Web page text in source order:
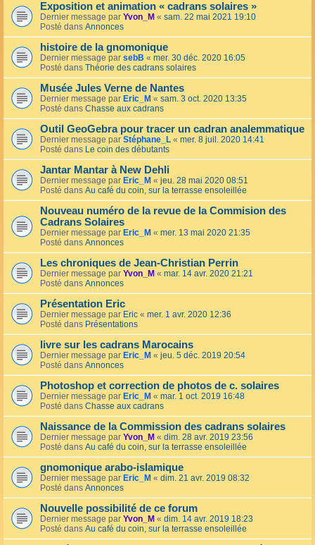
Exposition et animation « cadrans solaires »
Dernier message par Yvon_M « sam. 22 mai 2021 19:10
Posté dans Annonces
histoire de la gnomonique
Dernier message par sebB « mer. 30 déc. 2020 16:05
Posté dans Théorie des cadrans solaires
Musée Jules Verne de Nantes
Dernier message par Eric_M « sam. 3 oct. 2020 13:35
Posté dans Chasse aux cadrans
Outil GeoGebra pour tracer un cadran analemmatique
Dernier message par Stéphane_L « mer. 8 juil. 2020 14:41
Posté dans Le coin des débutants
Jantar Mantar à New Dehli
Dernier message par Eric_M « jeu. 28 mai 2020 08:51
Posté dans Au café du coin, sur la terrasse ensoleillée
Nouveau numéro de la revue de la Commision des
Cadrans Solaires
Dernier message par Eric_M « mer. 13 mai 2020 21:35
Posté dans Annonces
Les chroniques de Jean-Christian Perrin
Dernier message par Yvon_M « mar. 14 avr. 2020 21:21
Posté dans Annonces
Présentation Eric
Dernier message par Eric « mer. 1 avr. 2020 12:36
Posté dans Présentations
livre sur les cadrans Marocains
Dernier message par Eric_M « jeu. 5 déc. 2019 20:54
Posté dans Annonces
Photoshop et correction de photos de c. solaires
Dernier message par Eric_M « mar. 1 oct. 2019 16:48
Posté dans Chasse aux cadrans
Naissance de la Commission des cadrans solaires
Dernier message par Yvon_M « dim. 28 avr. 2019 23:56
Posté dans Au café du coin, sur la terrasse ensoleillée
gnomonique arabo-islamique
Dernier message par Eric_M « dim. 21 avr. 2019 08:32
Posté dans Annonces
Nouvelle possibilité de ce forum
Dernier message par Yvon_M « dim. 14 avr. 2019 18:23
Posté dans Au café du coin, sur la terrasse ensoleillée